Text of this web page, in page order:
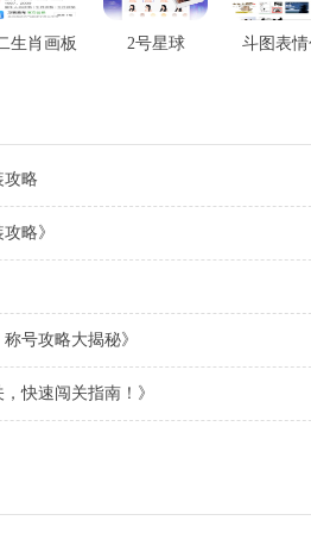
生肖画板 2号星球 斗图表
攻略
略》
号攻略大揭秘》
快速闯关指南！》